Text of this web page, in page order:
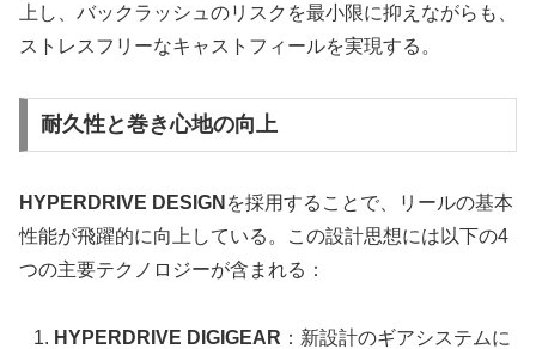
上し、バックラッシュのリスクを最小限に抑えながらも、
ストレスフリーなキャストフィールを実現する。
耐久性と巻き心地の向上
HYPERDRIVE DESIGN を採用することで、リールの基本
性能が飛躍的に向上している。この設計思想には以下の4
つの主要テクノロジーが含まれる：
HYPERDRIVE DIGIGEAR ：新設計のギアシステムに